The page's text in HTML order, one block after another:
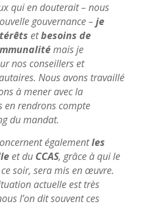
qui en douterait – nous
gouvernance – je
etbesoins de
mais je
nos conseillers et
Nous avons travaillé
à mener avec la
en rendrons compte
du mandat.
égalementles
et du CCAS, grâce à qui le
soir, sera mis en œuvre.
actuelle est très
l’on dit souvent ces